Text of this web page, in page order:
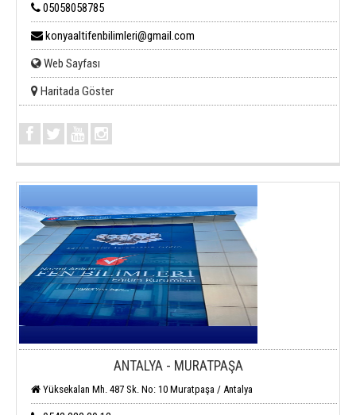
05058058785
konyaaltifenbilimleri@gmail.com
Web Sayfası
Haritada Göster
ANTALYA - MURATPAŞA
Yüksekalan Mh. 487 Sk. No: 10 Muratpaşa / Antalya